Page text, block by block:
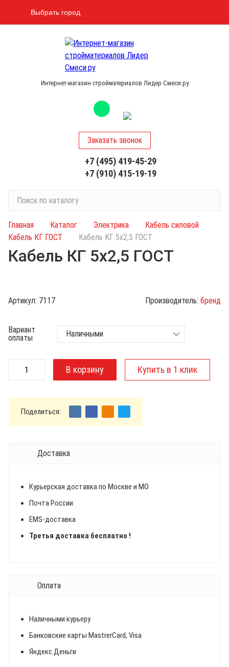
Выбрать город
Интернет-магазин стройматериалов Лидер Смеси.ру
и
с
п
т
л
о
Заказать звонок
+7 (495) 419-45-29
+7 (910) 415-19-19
Главная Каталог Электрика
Кабель силовой
Кабель КГ ГОСТ
Кабель КГ 5х2,5 ГОСТ
Кабель КГ 5х2,5 ГОСТ
Артикул: 7117 Производитель: бренд
Вариант
оплаты
Поделиться:
Доставка
Курьерская доставка по Москве и МО
Почта России
EMS-доставка
Третья доставка бесплатно !
Оплата
Наличными курьеру
Банковские карты MastrerCard, Visa
Яндекс.Деньги